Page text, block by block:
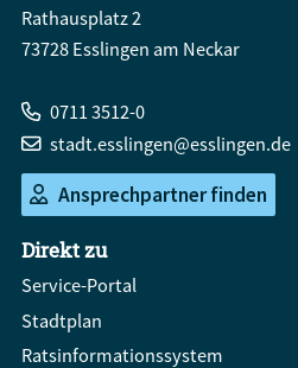
Rathausplatz 2
73728 Esslingen am Neckar
0711 3512-0
stadt.esslingen@esslingen.de
Ansprechpartner finden
Direkt zu
Service-Portal
Stadtplan
Ratsinformationssystem